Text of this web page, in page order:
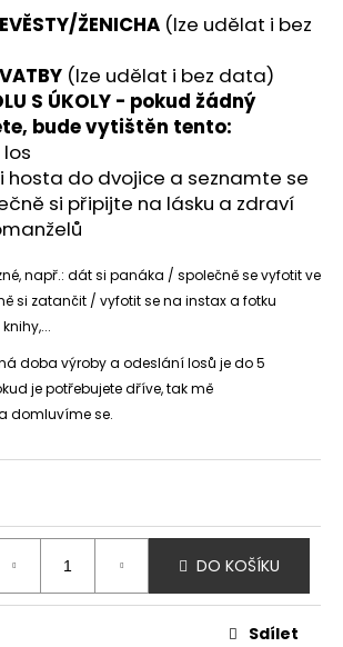
ŽENICHA (lze udělat i bez
(lze udělat i bez data)
S ÚKOLY - pokud žádný
bude vytištěn tento:
hosta do dvojice a seznamte se
si připijte na lásku a zdraví
např.: dát si panáka / společně se vyfotit ve
si zatančit / vyfotit se na instax a fotku
doba výroby a odeslání losů je do 5
je potřebujete dříve, tak mě
domluvíme se.
DO KOŠÍKU
Sdílet